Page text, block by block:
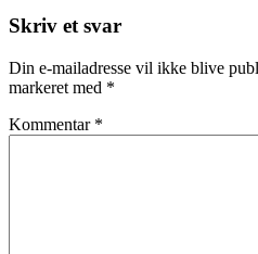
Skriv et svar
Din e-mailadresse vil ikke blive
markeret med *
Kommentar *